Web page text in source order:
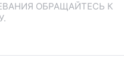
ОБРАЩАЙТЕСЬ К